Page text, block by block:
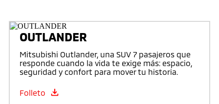
OUTLANDER
Mitsubishi Outlander, una SUV 7 pasajeros que
responde cuando la vida te exige más: espacio,
seguridad y confort para mover tu historia.
Folleto